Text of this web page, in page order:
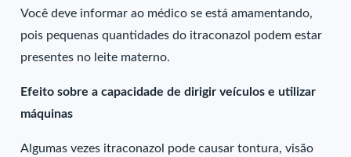
Você deve informar ao médico se está amamentando,
pois pequenas quantidades do itraconazol podem estar
presentes no leite materno.
Efeito sobre a capacidade de dirigir veículos e utilizar
máquinas
Algumas vezes itraconazol pode causar tontura, visão